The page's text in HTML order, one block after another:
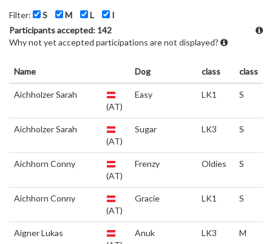
Filter: S M L
I
Participants accepted: 142
Why not yet accepted participations are not displayed?
Name Dog class class
Aichholzer Sarah
(AT)
Easy LK1 S
Aichholzer Sarah
(AT)
Sugar LK3 S
Aichhorn Conny
(AT)
Frenzy Oldies S
Aichhorn Conny
(AT)
Gracie LK1 S
Aigner Lukas
Anuk LK3 M